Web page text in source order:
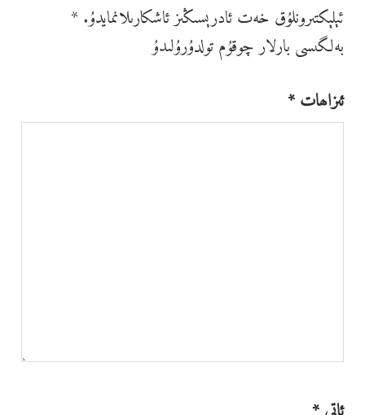
ئېلېكتىرونلۇق خەت ئادرېسىڭىز ئاشكارىلانمايدۇ.*
بەلگىسى بارلار چوقۇم تولدۇرۇلىدۇ
ئىزاھات*